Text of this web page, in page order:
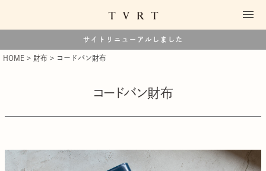
サイトリニューアルしました
HOME 財布 コードバン財布
コードバン財布